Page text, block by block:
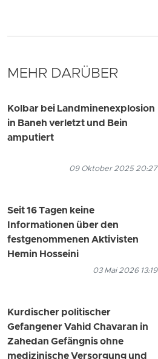
MEHR DARÜBER
Kolbar bei Landminenexplosion
in Baneh verletzt und Bein
amputiert
09 Oktober 2025 20:27
Seit 16 Tagen keine
Informationen über den
festgenommenen Aktivisten
Hemin Hosseini
03 Mai 2026 13:19
Kurdischer politischer
Gefangener Vahid Chavaran in
Zahedan Gefängnis ohne